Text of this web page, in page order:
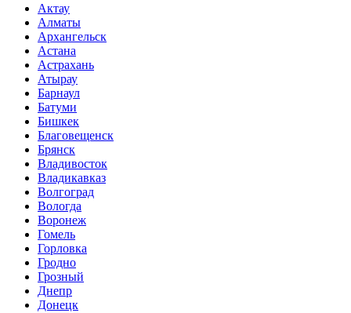
Актау
Алматы
Архангельск
Астана
Астрахань
Атырау
Барнаул
Батуми
Бишкек
Благовещенск
Брянск
Владивосток
Владикавказ
Волгоград
Вологда
Воронеж
Гомель
Горловка
Гродно
Грозный
Днепр
Донецк